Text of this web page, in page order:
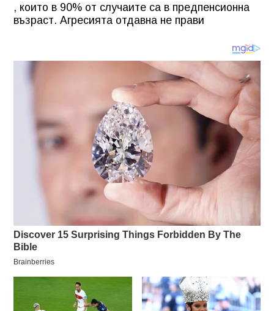
, които в 90% от случаите са в предпенсионна
възраст. Агресията отдавна не прави